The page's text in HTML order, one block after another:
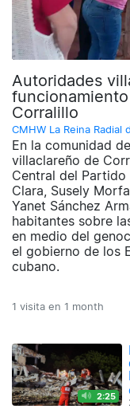
Autoridades
Corralillo
CMHW La Reina Radial
En la comunidad
villaclareño de
Central del
Clara, Susely
Yanet Sánchez
habitantes sobre
en medio del
el gobierno de los
cubano.
1 visita en 1 month
2:25